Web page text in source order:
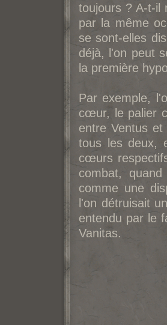
toujours ? A-t-il
par la même
se sont-elles
déjà, l'on peut
la première
Par exemple,
cœur, le palier
entre Ventus
tous les deux,
cœurs
combat,
comme une
l'on détruisait
entendu par le
Vanitas.